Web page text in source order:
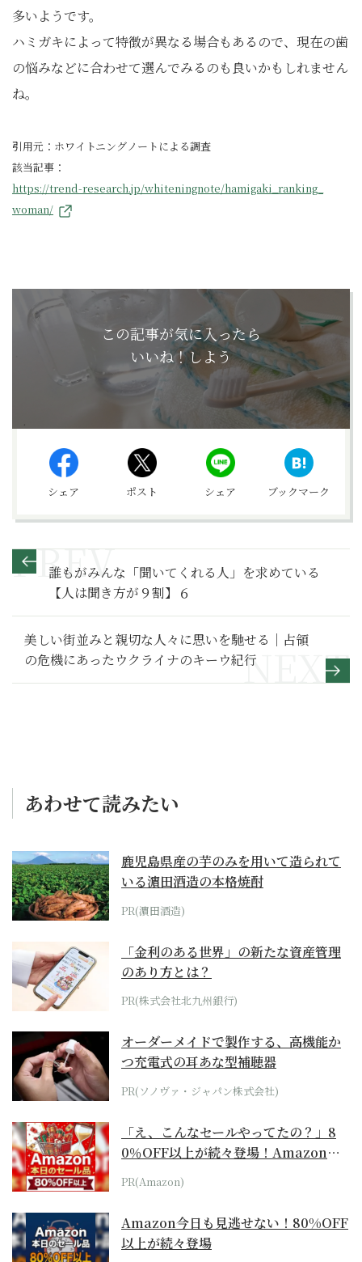
多いようです。
ハミガキによって特徴が異なる場合もあるので、現在の歯
の悩みなどに合わせて選んでみるのも良いかもしれません
ね。
引用元：ホワイトニングノートによる調査
該当記事：
https://trend-research.jp/whiteningnote/hamigaki_ranking_
woman/
この記事が気に入ったら
いいね！しよう
シェア ポスト シェア ブックマーク
誰もがみんな「聞いてくれる人」を求めている
【人は聞き方が９割】６
美しい街並みと親切な人々に思いを馳せる｜占領
の危機にあったウクライナのキーウ紀行
あわせて読みたい
鹿児島県産の芋のみを用いて造られて
いる濵田酒造の本格焼酎
PR(濵田酒造)
「金利のある世界」の新たな資産管理
のあり方とは？
PR(株式会社北九州銀行)
オーダーメイドで製作する、高機能か
つ充電式の耳あな型補聴器
PR(ソノヴァ・ジャパン株式会社)
「え、こんなセールやってたの？」8
0％OFF以上が続々登場！Amazonの
本気が...
PR(Amazon)
Amazon今日も見逃せない！80%OFF
以上が続々登場